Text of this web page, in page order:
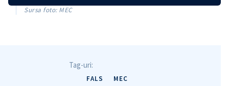
Sursa foto: MEC
Tag-uri:
FALS MEC